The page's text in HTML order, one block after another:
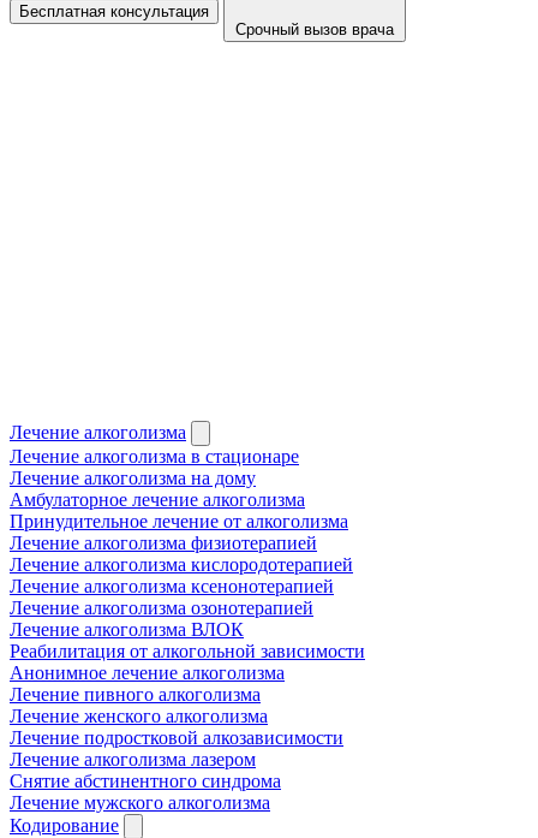
Бесплатная консультация
Срочный вызов врача
Лечение алкоголизма
Лечение алкоголизма в стационаре
Лечение алкоголизма на дому
Амбулаторное лечение алкоголизма
Принудительное лечение от алкоголизма
Лечение алкоголизма физиотерапией
Лечение алкоголизма кислородотерапией
Лечение алкоголизма ксенонотерапией
Лечение алкоголизма озонотерапией
Лечение алкоголизма ВЛОК
Реабилитация от алкогольной зависимости
Анонимное лечение алкоголизма
Лечение пивного алкоголизма
Лечение женского алкоголизма
Лечение подростковой алкозависимости
Лечение алкоголизма лазером
Снятие абстинентного синдрома
Лечение мужского алкоголизма
Кодирование